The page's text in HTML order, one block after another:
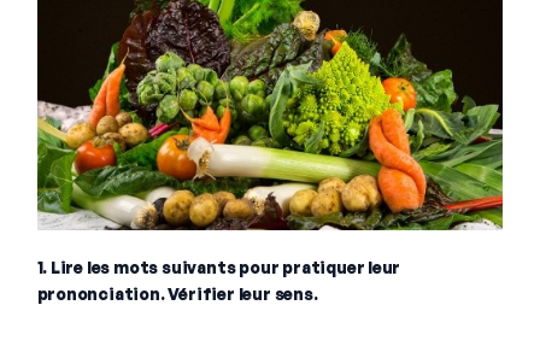
1. Lire les mots suivants pour pratiquer leur
prononciation. Vérifier leur sens.